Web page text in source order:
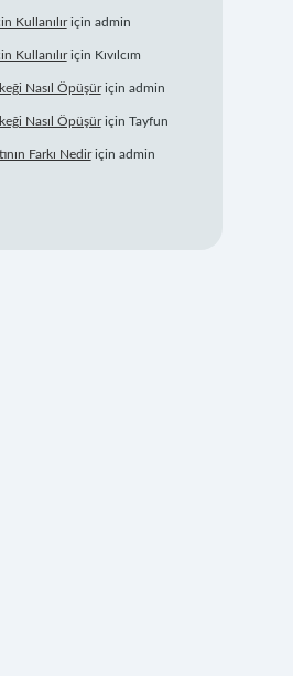
Kullanılıriçin admin
Kullanılıriçin Kıvılcım
Nasıl Öpüşüriçin admin
Nasıl Öpüşüriçin Tayfun
Farkı Nediriçin admin